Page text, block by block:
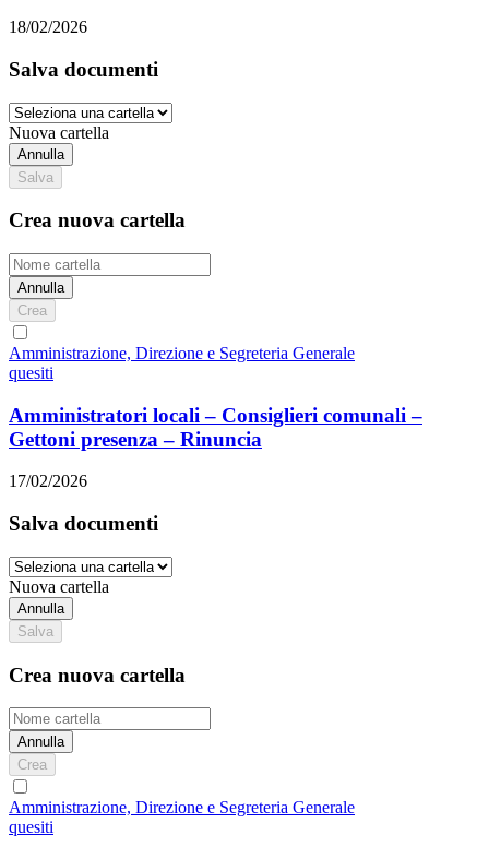
18/02/2026
Salva documenti
Nuova cartella
Annulla
Salva
Crea nuova cartella
Annulla
Crea
Amministrazione, Direzione e Segreteria Generale
quesiti
Amministratori locali – Consiglieri comunali –
Gettoni presenza – Rinuncia
17/02/2026
Salva documenti
Nuova cartella
Annulla
Salva
Crea nuova cartella
Annulla
Crea
Amministrazione, Direzione e Segreteria Generale
quesiti